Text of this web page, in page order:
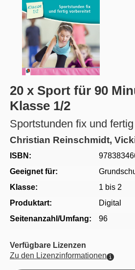
20 x Sport für 90
Klasse 1/2
Sportstunden fix und
Christian Reinschmidt,
ISBN:
Geeignet für:
Klasse:
1 bis 2
Produktart:
Digital
Seitenanzahl/Umfang:
96
Verfügbare Lizenzen
Zu den Lizenzinformationen